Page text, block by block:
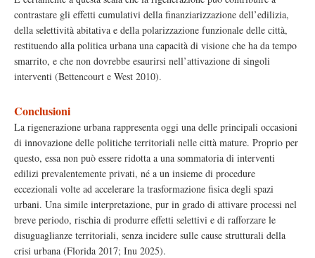
contrastare gli effetti cumulativi della finanziarizzazione dell’edilizia,
della selettività abitativa e della polarizzazione funzionale delle città,
restituendo alla politica urbana una capacità di visione che ha da tempo
smarrito, e che non dovrebbe esaurirsi nell’attivazione di singoli
interventi (Bettencourt e West 2010).
Conclusioni
La rigenerazione urbana rappresenta oggi una delle principali occasioni
di innovazione delle politiche territoriali nelle città mature. Proprio per
questo, essa non può essere ridotta a una sommatoria di interventi
edilizi prevalentemente privati, né a un insieme di procedure
eccezionali volte ad accelerare la trasformazione fisica degli spazi
urbani. Una simile interpretazione, pur in grado di attivare processi nel
breve periodo, rischia di produrre effetti selettivi e di rafforzare le
disuguaglianze territoriali, senza incidere sulle cause strutturali della
crisi urbana (Florida 2017; Inu 2025).